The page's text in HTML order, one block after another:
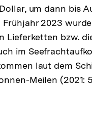
um dann bis
2023
Lieferketten bzw.
im
laut dem
Meilen (2021: